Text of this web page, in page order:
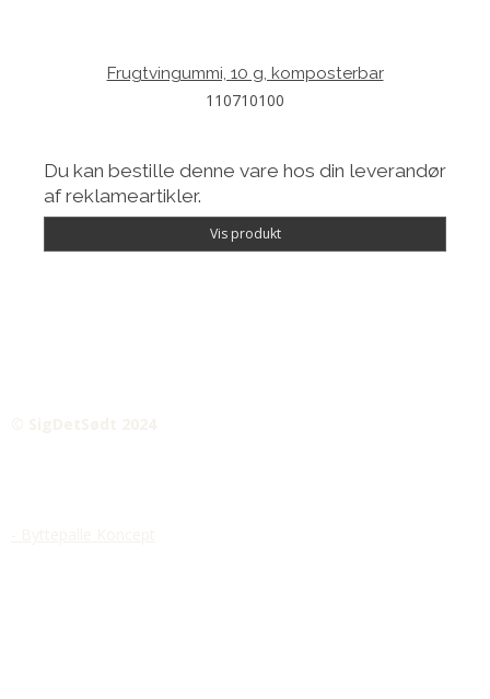
Frugtvingummi, 10 g, komposterbar
110710100
Du kan bestille denne vare hos din leverandør
af reklameartikler.
Vis produkt